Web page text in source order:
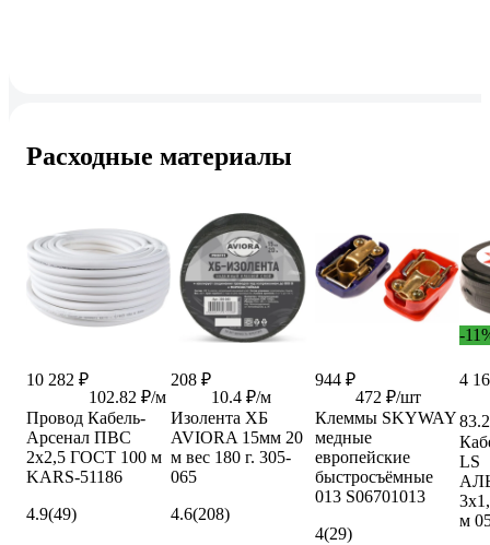
Расходные материалы
10 282 ₽
102.82 ₽/м
Провод Кабель-
Арсенал ПВС
2х2,5 ГОСТ 100 м
KARS-51186
4.9(49)
208 ₽
10.4 ₽/м
Изолента ХБ
AVIORA 15мм 20
м вес 180 г. 305-
065
4.6(208)
944 ₽
472 ₽/шт
Клеммы SKYWAY
медные
европейские
быстросъёмные
013 S06701013
4(29)
-
4
LS
м